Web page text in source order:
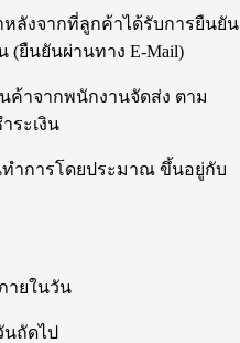
หลังจากที่ลูกค้าได้รับการยืนยัน
(ยืนยันผ่านทาง E-Mail)
ค้าจากพนักงานจัดส่ง ตาม
ระเงิน
ทำการโดยประมาณ ขึ้นอยู่กับ
ายในวัน
นถัดไป